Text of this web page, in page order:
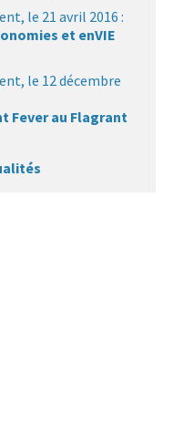
le 21 avril 2016 :
et enVIE
le 12 décembre
Fever au Flagrant